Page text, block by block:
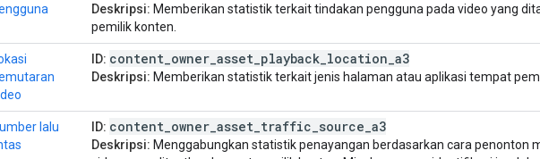
Deskripsi: Memberikan statistik terkait tindakan pengguna pada video yang
pemilik konten.
ID: content owner asset playback location a3
Deskripsi: Memberikan statistik terkait jenis halaman atau aplikasi tempat
lalu
ID: content owner asset traffic source a3
Deskripsi: Menggabungkan statistik penayangan berdasarkan cara penonton